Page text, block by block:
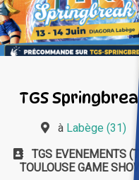
TGS Springbreak
à Labège (31)
TGS EVENEMENTS
TOULOUSE GAME